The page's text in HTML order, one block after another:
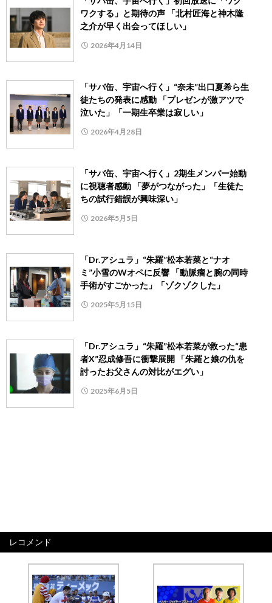
ワクする」と期待の声 「北村匠海と神木隆
之介が早く出会ってほしい」
2026年4月14日
「サバ缶、宇宙へ行く」“奈未”出口夏希ら生
徒たちの発表に感動 「プレゼンが激アツで
泣いた」「一期生卒業は寂しい」
2026年4月28日
「サバ缶、宇宙へ行く」2期生メンバー始動
に視聴者感動 「夢がつながった」「生徒た
ちの試行錯誤が興味深い」
2026年5月5日
「Dr.アシュラ」“朱羅”松本若菜と“ナオ
ミ”小雪のWオペに反響 「動脈瘤と腕の同時
手術がすごかった️」「ゾクゾクした」
2025年5月15日
「Dr.アシュラ」“朱羅”松本若菜が救った“患
者X”忍成修吾に衝撃展開 「朱羅と娘の仇を
討ったお父さんの対比がエグい」
2025年6月5日
レコメンド